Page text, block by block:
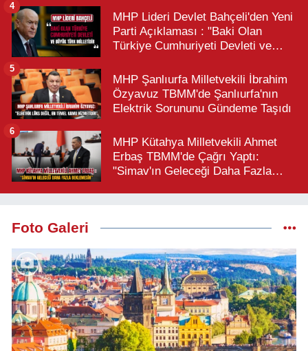
MHP Lideri Devlet Bahçeli'den Yeni
Parti Açıklaması : "Baki Olan
Türkiye Cumhuriyeti Devleti ve
4
MHP Şanlıurfa Milletvekili İbrahim
Özyavuz TBMM'de Şanlıurfa'nın
Elektrik Sorununu Gündeme Taşıdı
5
MHP Kütahya Milletvekili Ahmet
Erbaş TBMM'de Çağrı Yaptı:
"Simav'ın Geleceği Daha Fazla
6
Foto Galeri